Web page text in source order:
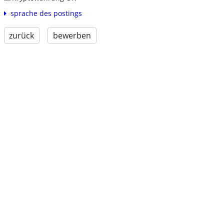
sprache des postings
zurück bewerben